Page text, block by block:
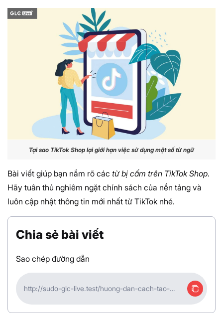
Tại sao TikTok Shop lại giới hạn việc sử dụng một số từ ngữ
Bài viết giúp bạn nắm rõ các từ bị cấm trên TikTok Shop.
Hãy tuân thủ nghiêm ngặt chính sách của nền tảng và
luôn cập nhật thông tin mới nhất từ TikTok nhé.
Chia sẻ bài viết
Sao chép đường dẫn
http://sudo-glc-live.test/huong-dan-cach-tao-